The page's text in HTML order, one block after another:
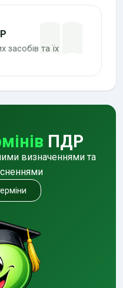
засобів та їх
ПДР
визначеннями та